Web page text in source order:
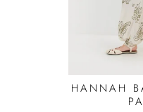
HANNAH